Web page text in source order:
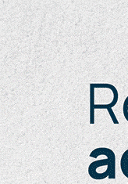
Jueves 6deAgosto
Neuquinidad